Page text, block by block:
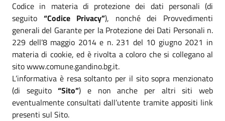
Codice in materia di protezione dei dati personali (di
seguito “Codice Privacy”), nonché dei Provvedimenti
generali del Garante per la Protezione dei Dati Personali n.
229 dell’8 maggio 2014 e n. 231 del 10 giugno 2021 in
materia di cookie, ed è rivolta a coloro che si collegano al
sito www.comune.gandino.bg.it.
L’informativa è resa soltanto per il sito sopra menzionato
(di seguito“Sito”) e non anche per altri siti web
eventualmente consultati dall’utente tramite appositi link
presenti sul Sito.